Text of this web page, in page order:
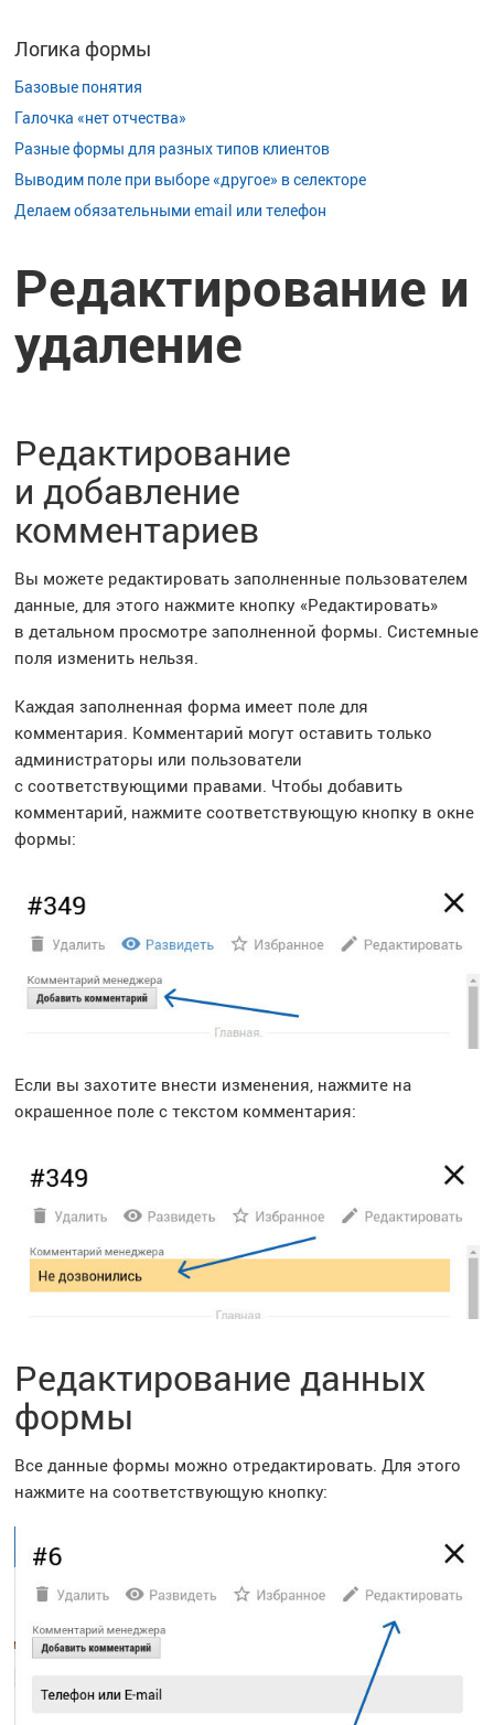
Логика формы
Базовые понятия
Галочка «нет отчества»
Разные формы для разных типов клиентов
Выводим поле при выборе «другое» в селекторе
Делаем обязательными email или телефон
Редактирование и
удаление
Редактирование
и добавление
комментариев
Вы можете редактировать заполненные пользователем
данные, для этого нажмите кнопку «Редактировать»
в детальном просмотре заполненной формы. Системные
поля изменить нельзя.
Каждая заполненная форма имеет поле для
комментария. Комментарий могут оставить только
администраторы или пользователи
с соответствующими правами. Чтобы добавить
комментарий, нажмите соответствующую кнопку в окне
формы:
Если вы захотите внести изменения, нажмите на
окрашенное поле с текстом комментария:
Редактирование данных
формы
Все данные формы можно отредактировать. Для этого
нажмите на соответствующую кнопку: